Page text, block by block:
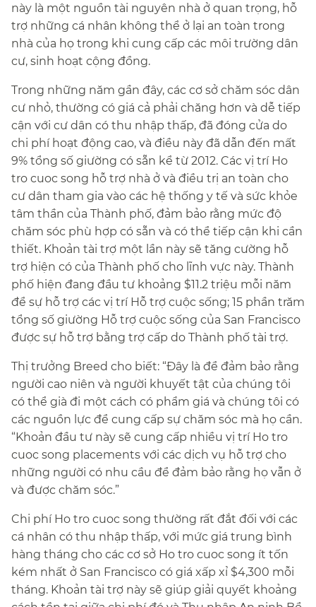
này là một nguồn tài nguyên nhà ở quan trọng, hỗ
trợ những cá nhân không thể ở lại an toàn trong
nhà của họ trong khi cung cấp các môi trường dân
cư, sinh hoạt cộng đồng.​​
Trong những năm gần đây, các cơ sở chăm sóc dân
cư nhỏ, thường có giá cả phải chăng hơn và dễ tiếp
cận với cư dân có thu nhập thấp, đã đóng cửa do
chi phí hoạt động cao, và điều này đã dẫn đến mất
9% tổng số giường có sẵn kể từ 2012. Các vị trí Ho
tro cuoc song hỗ trợ nhà ở và điều trị an toàn cho
cư dân tham gia vào các hệ thống y tế và sức khỏe
tâm thần của Thành phố, đảm bảo rằng mức độ
chăm sóc phù hợp có sẵn và có thể tiếp cận khi cần
thiết. Khoản tài trợ một lần này sẽ tăng cường hỗ
trợ hiện có của Thành phố cho lĩnh vực này. Thành
phố hiện đang đầu tư khoảng $11.2 triệu mỗi năm
để sự hỗ trợ các vị trí Hỗ trợ cuộc sống; 15 phần trăm
tổng số giường Hỗ trợ cuộc sống của San Francisco
được sự hỗ trợ bằng trợ cấp do Thành phố tài trợ.​​
Thị trưởng Breed cho biết: “Đây là để đảm bảo rằng
người cao niên và người khuyết tật của chúng tôi
có thể già đi một cách có phẩm giá và chúng tôi có
các nguồn lực để cung cấp sự chăm sóc mà họ cần.
“Khoản đầu tư này sẽ cung cấp nhiều vị trí Ho tro
cuoc song placements với các dịch vụ hỗ trợ cho
những người có nhu cầu để đảm bảo rằng họ vẫn ở
và được chăm sóc.”​​
Chi phí Ho tro cuoc song thường rất đắt đối với các
cá nhân có thu nhập thấp, với mức giá trung bình
hàng tháng cho các cơ sở Ho tro cuoc song ít tốn
kém nhất ở San Francisco có giá xấp xỉ $4,300 mỗi
tháng. Khoản tài trợ này sẽ giúp giải quyết khoảng